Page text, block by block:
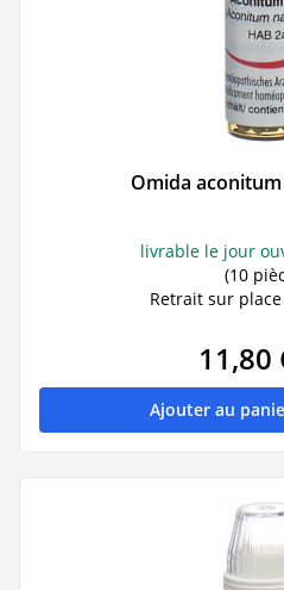
Omida
livrable le jour
(10
Retrait sur
11,80
Ajouter au